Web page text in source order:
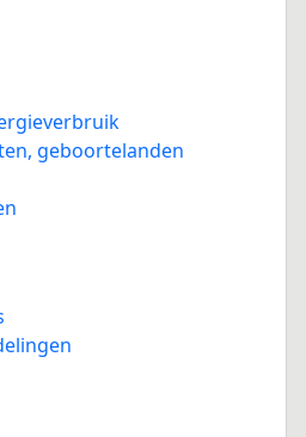
geboortelanden